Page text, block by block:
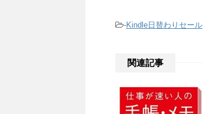
-Kindle日替わりセール
関連記事